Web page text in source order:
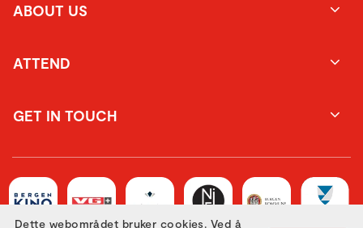
ABOUT US
ATTEND
GET IN TOUCH
Dette webområdet bruker cookies. Ved å